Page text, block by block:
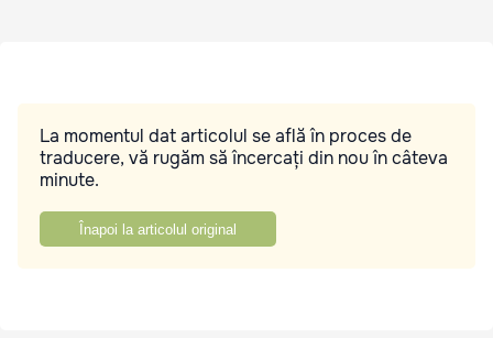
La momentul dat articolul se află în proces de
traducere, vă rugăm să încercați din nou în câteva
minute.
Înapoi la articolul original